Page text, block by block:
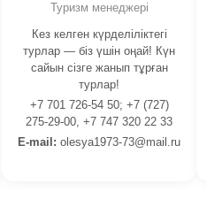
Туризм менеджері
Кез келген күрделіліктегі
турлар — біз үшін оңай! Күн
сайын сізге жанып тұрған
турлар!
+7 701 726-54 50; +7 (727)
275-29-00, +7 747 320 22 33
E-mail: olesya1973-73@mail.ru